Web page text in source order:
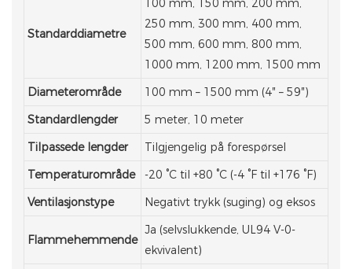
Standarddiametre
100 mm, 150 mm, 200 mm,
250 mm, 300 mm, 400 mm,
500 mm, 600 mm, 800 mm,
1000 mm, 1200 mm, 1500 mm
Diameterområde
100 mm – 1500 mm (4″ – 59″)
Standardlengder
5 meter, 10 meter
Tilpassede lengder
Tilgjengelig på forespørsel
Temperaturområde
-20 °C til +80 °C (-4 °F til +176 °F)
Ventilasjonstype
Negativt trykk (suging) og eksos
Flammehemmende
Ja (selvslukkende, UL94 V-0-
ekvivalent)